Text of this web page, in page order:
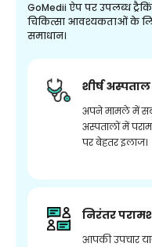
GoMedii ऐप पर उपलब्ध
चिकित्सा आवश्यकताओं के
समाधान।
शीर्ष
अपने मामले में
अस्पतालों में
पर बेहतर इलाज।
निरंतर
आपकी उपचार